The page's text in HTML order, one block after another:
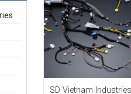
SD Vietnam